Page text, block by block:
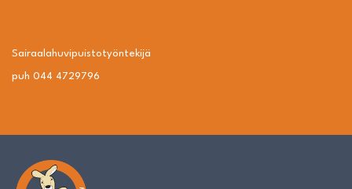
Sairaalahuvipuisto­työntekijä
puh 044 4729796